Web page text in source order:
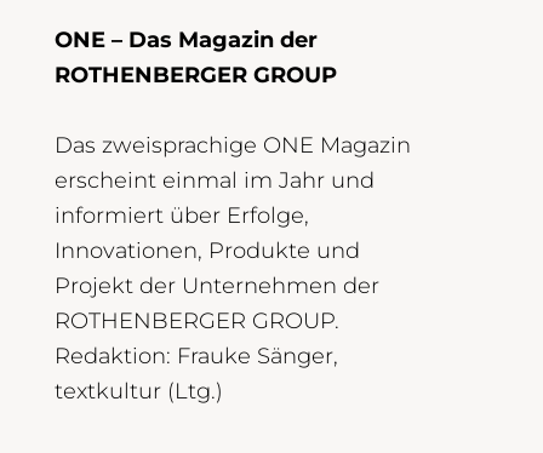
ONE – Das Magazin der
ROTHENBERGER GROUP
Das zweisprachige ONE Magazin
erscheint einmal im Jahr und
informiert über Erfolge,
Innovationen, Produkte und
Projekt der Unternehmen der
ROTHENBERGER GROUP.
Redaktion: Frauke Sänger,
textkultur (Ltg.)